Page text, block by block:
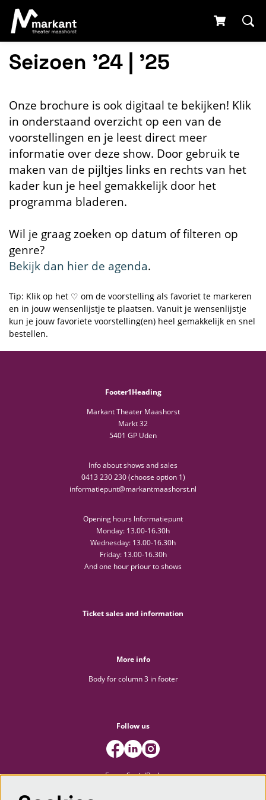
Seizoen '24 | '25
Onze brochure is ook digitaal te bekijken! Klik
in onderstaand overzicht op een van de
voorstellingen en je leest direct meer
informatie over deze show. Door gebruik te
maken van de pijltjes links en rechts van het
kader kun je heel gemakkelijk door het
programma bladeren.
Wil je graag zoeken op datum of filteren op
genre?
Bekijk dan hier de agenda.
Tip: Klik op het ♡ om de voorstelling als favoriet te markeren
en in jouw wensenlijstje te plaatsen. Vanuit je wensenlijstje
kun je jouw favoriete voorstelling(en) heel gemakkelijk en snel
bestellen.
Footer1Heading
Markant Theater Maashorst
Markt 32
5401 GP Uden
Info about shows and sales
0413 230 230 (choose option 1)
informatiepunt@markantmaashorst.nl
Opening hours Informatiepunt
Monday: 13.00-16.30h
Wednesday: 13.00-16.30h
Friday: 13.00-16.30h
And one hour priour to shows
Ticket sales and information
More info
Body for column 3 in footer
Follow us
FooterSocialBody